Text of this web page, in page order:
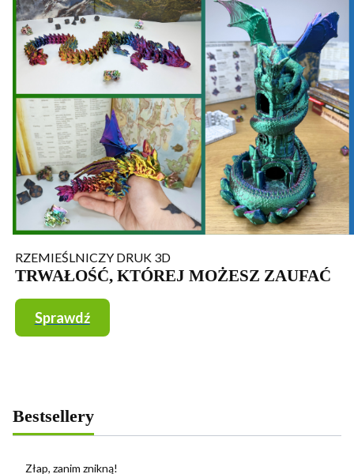
RZEMIEŚLNICZY DRUK 3D
TRWAŁOŚĆ, KTÓREJ MOŻESZ ZAUFAĆ
Sprawdź
Bestsellery
Złap, zanim znikną!